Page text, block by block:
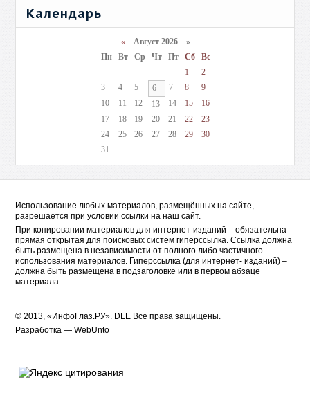
Календарь
«Август 2026 »
Пн
Вт Ср Чт Пт Сб
Вс
1
2
3
4 5 6 7 8
9
10
11 12 13 14 15
16
17
18 19 20 21 22
23
24
25 26 27 28 29
30
31
Использование любых материалов, размещённых на сайте,
разрешается при условии ссылки на наш сайт.
При копировании материалов для интернет-изданий – обязательна
прямая открытая для поисковых систем гиперссылка. Ссылка должна
быть размещена в независимости от полного либо частичного
использования материалов. Гиперссылка (для интернет- изданий) –
должна быть размещена в подзаголовке или в первом абзаце
материала.
© 2013, «ИнфоГлаз.РУ». DLE Все права защищены.
Разработка —WebUnto